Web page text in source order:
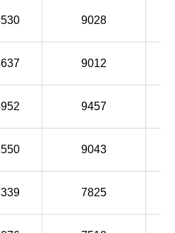
9028
9012
9457
9043
7825